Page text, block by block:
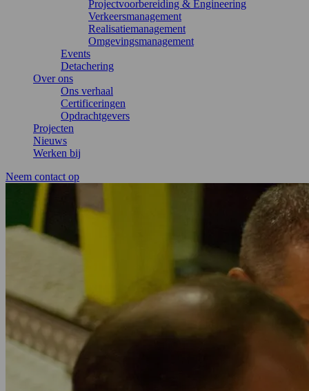
Projectvoorbereiding & Engineering
Verkeersmanagement
Realisatiemanagement
Omgevingsmanagement
Events
Detachering
Over ons
Ons verhaal
Certificeringen
Opdrachtgevers
Projecten
Nieuws
Werken bij
Neem contact op